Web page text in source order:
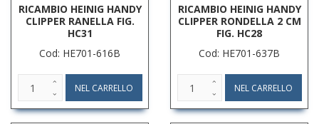
RICAMBIO HEINIG HANDY
CLIPPER RANELLA FIG.
HC31
Cod: HE701-616B
RICAMBIO HEINIG HANDY
CLIPPER RONDELLA 2 CM
FIG. HC28
Cod: HE701-637B